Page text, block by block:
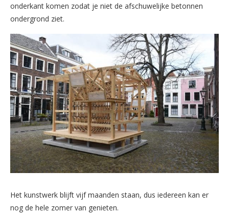
onderkant komen zodat je niet de afschuwelijke betonnen
ondergrond ziet.
Het kunstwerk blijft vijf maanden staan, dus iedereen kan er
nog de hele zomer van genieten.